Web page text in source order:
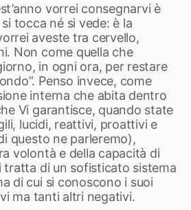
vorrei consegnarvi è
si tocca né si vede: è la
aveste tra cervello,
Non come quella che
in ogni ora, per restare
Penso invece, come
interna che abita dentro
Vi garantisce, quando state
lucidi, reattivi, proattivi e
questo ne parleremo),
volontà e della capacità di
tratta di un sofisticato sistema
di cui si conoscono i suoi
ma tanti altri negativi.